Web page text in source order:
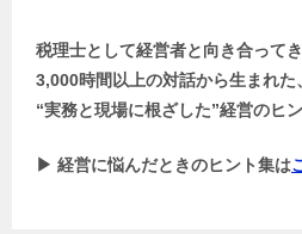
税理士として経営者と向き合って
3,000時間以上の対話から生まれた、
“実務と現場に根ざした”経営のヒ
▶ 経営に悩んだときのヒント集は